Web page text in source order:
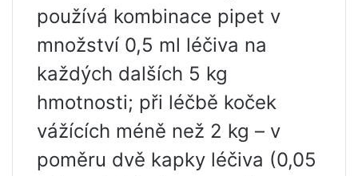
používá kombinace pipet v
množství 0,5 ml léčiva na
každých dalších 5 kg
hmotnosti; při léčbě koček
vážících méně než 2 kg – v
poměru dvě kapky léčiva (0,05